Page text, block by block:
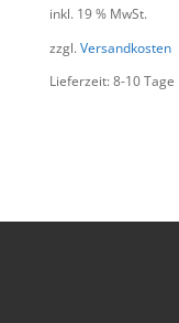
inkl. 19 % MwSt.
zzgl. Versandkosten
Lieferzeit: 8-10 Tage